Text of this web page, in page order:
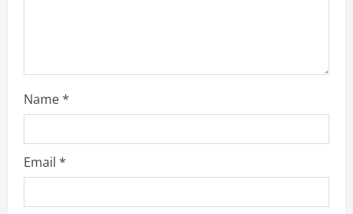
Name*
Email *